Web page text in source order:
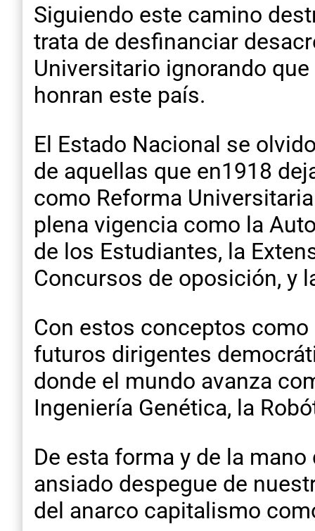
Siguiendo este camino
trata de desfinanciar
Universitario ignorando
honran este país.
El Estado Nacional se
de aquellas que en1918
como Reforma
plena vigencia como la
de los Estudiantes, la
Concursos de oposición, y
Con estos conceptos
futuros dirigentes
donde el mundo avanza
Ingeniería Genética, la
De esta forma y de la
ansiado despegue de
del anarco capitalismo